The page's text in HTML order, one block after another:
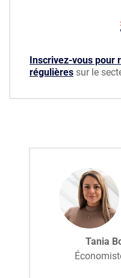
Inscrivez-vous pour
régulières sur le
Tania